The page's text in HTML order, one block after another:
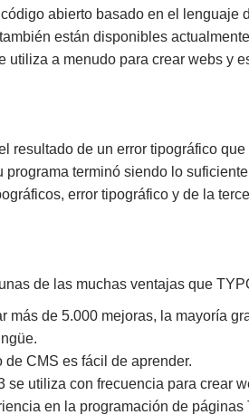
abierto basado en el lenguaje
están disponibles
utiliza a menudo para crear webs y
resultado de un error tipográfico
programa terminó siendo lo
error tipográfico y de la
de las muchas ventajas que
más de 5.000 mejoras, la mayoría
de CMS es fácil de aprender.
se utiliza con frecuencia para crear
en la programación de páginas